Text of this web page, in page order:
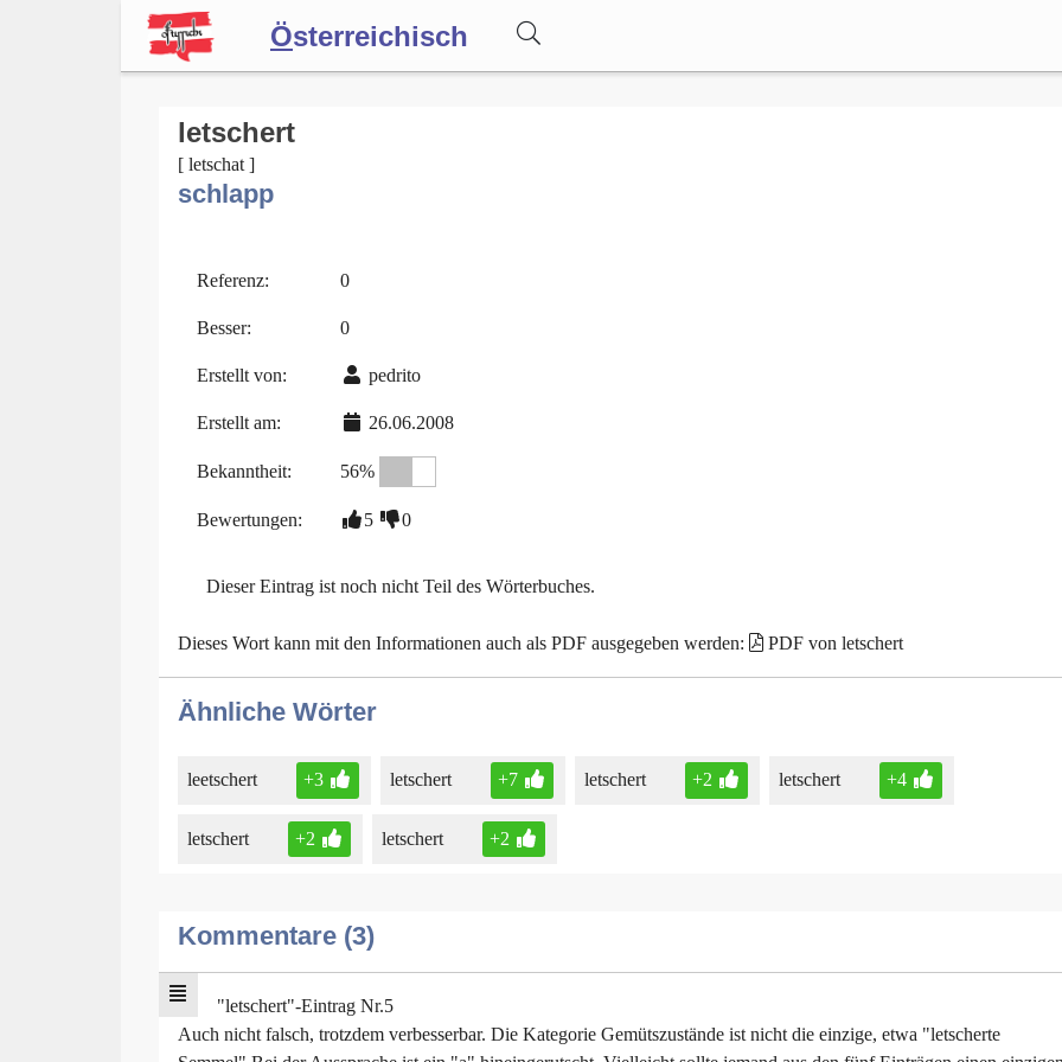
Österreichisch
Forum
Blog
letschert
[ letschat ]
schlapp
Referenz: 0
Besser: 0
Erstellt von: pedrito
Erstellt am: 26.06.2008
Bekanntheit: 56%
Bewertungen: 5 0
Dieser Eintrag ist noch nicht Teil des Wörterbuches.
Dieses Wort kann mit den Informationen auch als PDF ausgegeben werden: PDF von letschert
Ähnliche Wörter
leetschert +3 letschert +7 letschert +2 letschert +4
letschert +2 letschert +2
Kommentare (3)
"letschert"-Eintrag Nr.5
Auch nicht falsch, trotzdem verbesserbar. Die Kategorie Gemütszustände ist nicht die einzige, etwa "letscherte